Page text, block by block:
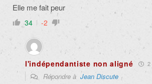
Elle me fait peur
34 -2
l'indépendantiste non aligné 2
Répondre à Jean Discute